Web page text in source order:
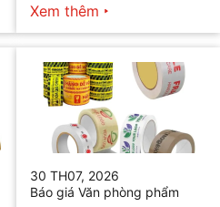
Xem thêm
30 TH07, 2026
Báo giá Văn phòng phẩm